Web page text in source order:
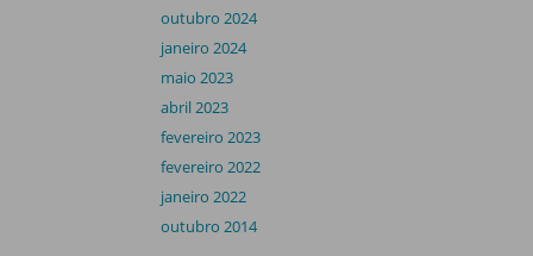
outubro 2024
janeiro 2024
maio 2023
abril 2023
fevereiro 2023
fevereiro 2022
janeiro 2022
outubro 2014